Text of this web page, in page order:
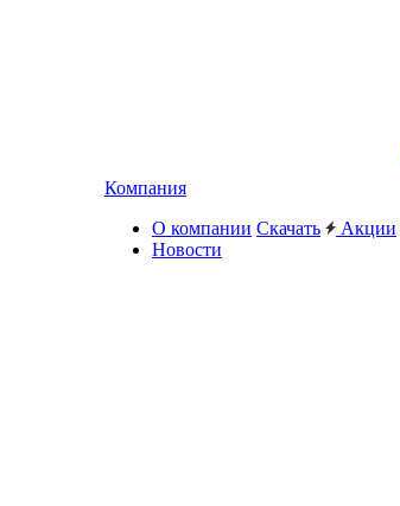
Компания
О компании
Новости
Скачать Акции